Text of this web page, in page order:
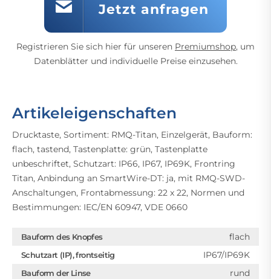
Jetzt anfragen
Registrieren Sie sich hier für unseren Premiumshop, um
Datenblätter und individuelle Preise einzusehen.
Artikeleigenschaften
Drucktaste, Sortiment: RMQ-Titan, Einzelgerät, Bauform:
flach, tastend, Tastenplatte: grün, Tastenplatte
unbeschriftet, Schutzart: IP66, IP67, IP69K, Frontring
Titan, Anbindung an SmartWire-DT: ja, mit RMQ-SWD-
Anschaltungen, Frontabmessung: 22 x 22, Normen und
Bestimmungen: IEC/EN 60947, VDE 0660
Bauform des Knopfes flach
Schutzart (IP), frontseitig IP67/IP69K
Bauform der Linse rund